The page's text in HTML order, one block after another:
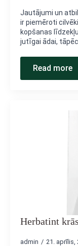
Jautājumi un
ir piemēroti
kopšanas
jutīgai ādai,
Read more
Herbatint
admin 21. aprīlis,